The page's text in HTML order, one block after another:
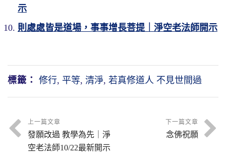
示
則處處皆是道場，事事增長菩提｜淨空老法師開示
標籤： 修行, 平等, 清淨, 若真修道人 不見世間過
上一篇文章
發願改過 教學為先｜淨
空老法師10/22最新開示
下一篇文章
念佛祝願